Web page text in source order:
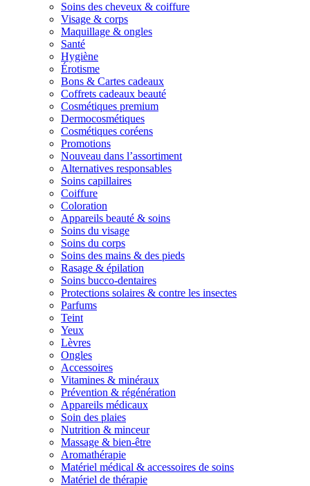
Soins des cheveux & coiffure
Visage & corps
Maquillage & ongles
Santé
Hygiène
Érotisme
Bons & Cartes cadeaux
Coffrets cadeaux beauté
Cosmétiques premium
Dermocosmétiques
Cosmétiques coréens
Promotions
Nouveau dans l’assortiment
Alternatives responsables
Soins capillaires
Coiffure
Coloration
Appareils beauté & soins
Soins du visage
Soins du corps
Soins des mains & des pieds
Rasage & épilation
Soins bucco-dentaires
Protections solaires & contre les insectes
Parfums
Teint
Yeux
Lèvres
Ongles
Accessoires
Vitamines & minéraux
Prévention & régénération
Appareils médicaux
Soin des plaies
Nutrition & minceur
Massage & bien-être
Aromathérapie
Matériel médical & accessoires de soins
Matériel de thérapie